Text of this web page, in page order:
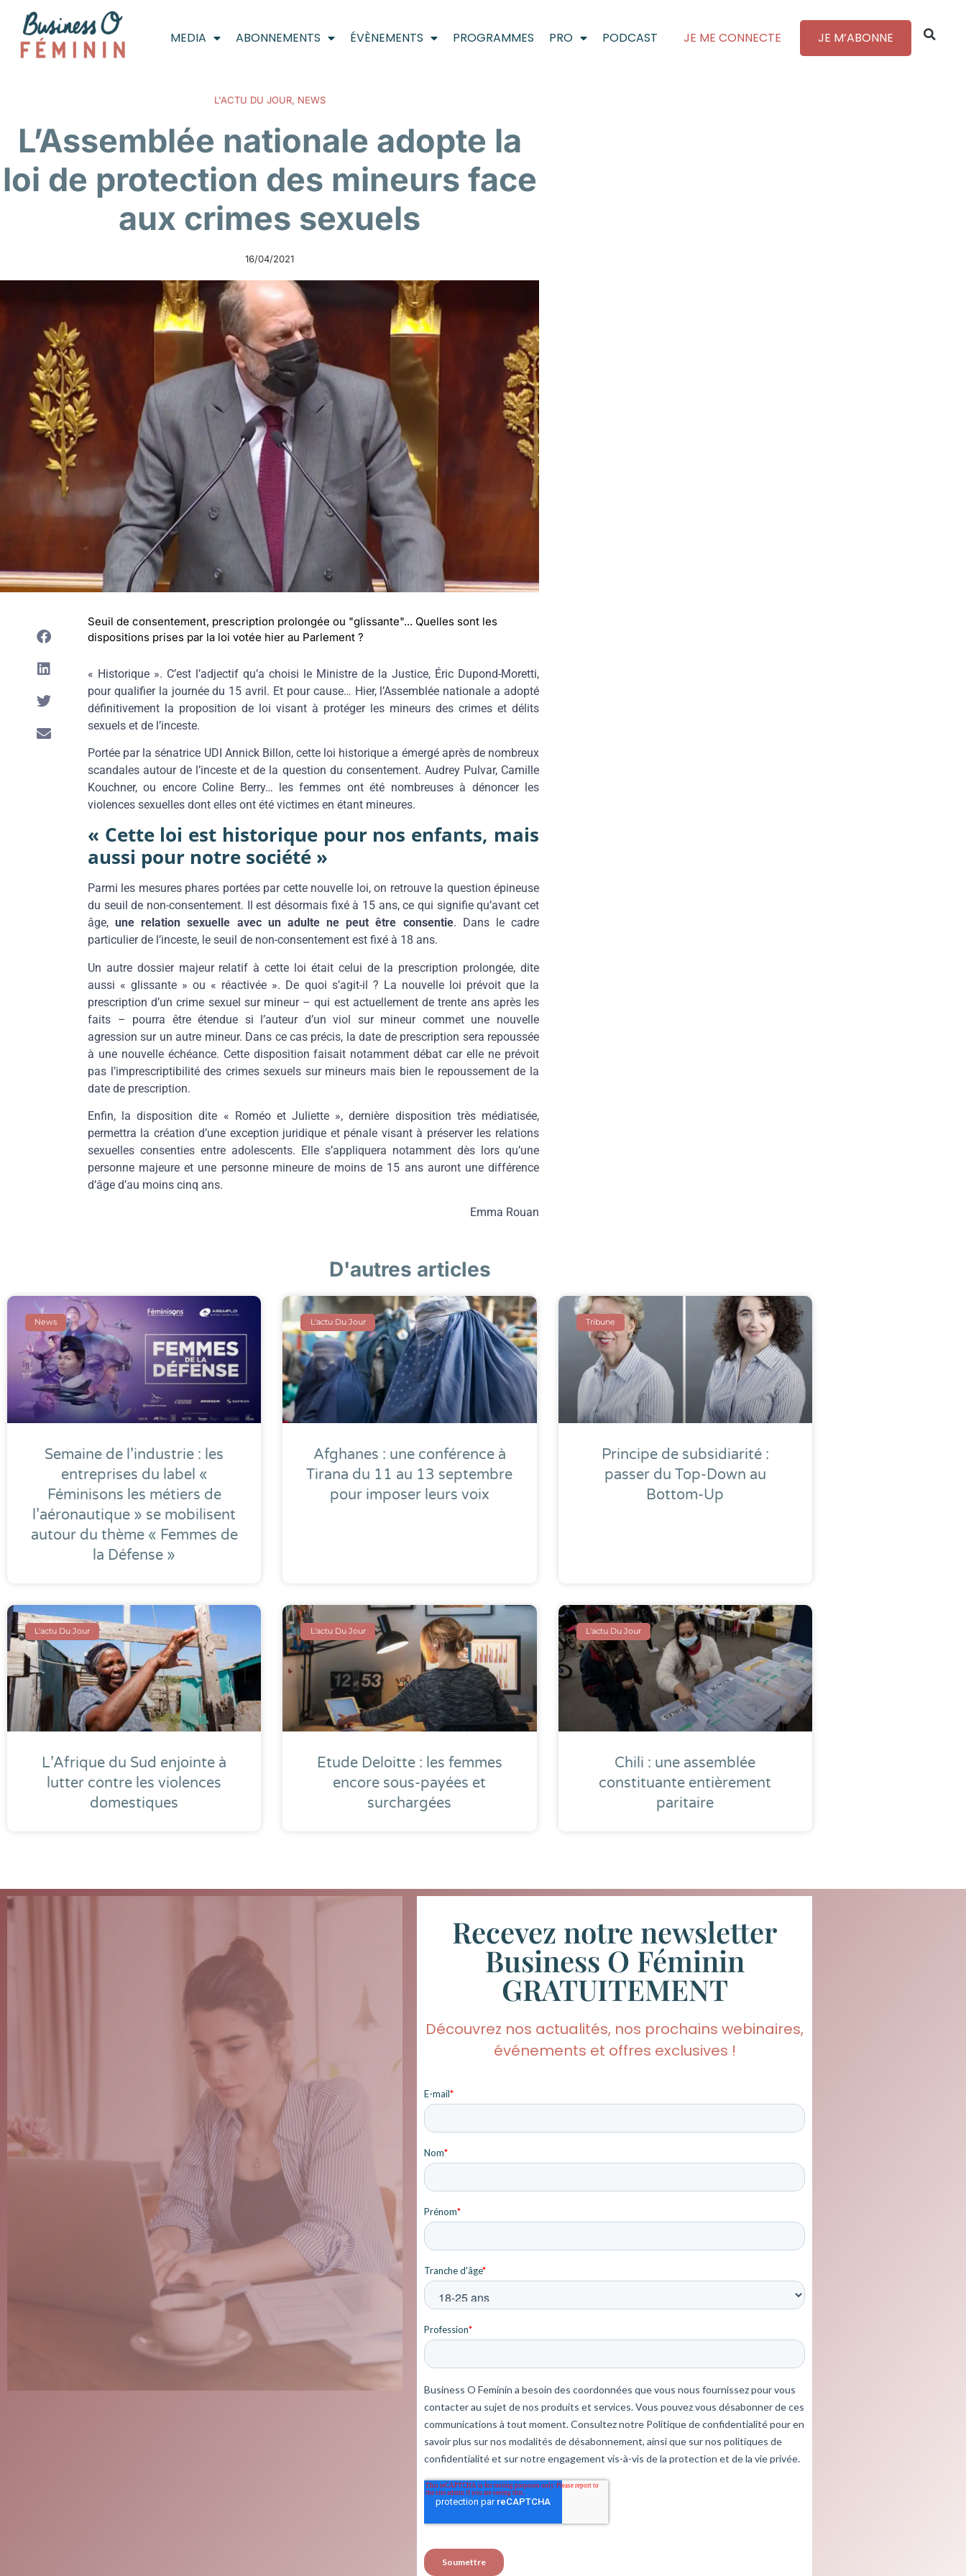
MEDIA ABONNEMENTS ÉVÈNEMENTS PROGRAMMES PRO PODCAST JE ME CONNECTE JE M’ABONNE
L'ACTU DU JOUR, NEWS
L’Assemblée nationale adopte la
loi de protection des mineurs face
aux crimes sexuels
16/04/2021
Seuil de consentement, prescription prolongée ou "glissante"... Quelles sont les
dispositions prises par la loi votée hier au Parlement ?
« Historique ». C’est l’adjectif qu’a choisi le Ministre de la Justice, Éric Dupond-Moretti,
pour qualifier la journée du 15 avril. Et pour cause… Hier, l’Assemblée nationale a adopté
définitivement la proposition de loi visant à protéger les mineurs des crimes et délits
sexuels et de l’inceste.
Portée par la sénatrice UDI Annick Billon, cette loi historique a émergé après de nombreux
scandales autour de l’inceste et de la question du consentement. Audrey Pulvar, Camille
Kouchner, ou encore Coline Berry… les femmes ont été nombreuses à dénoncer les
violences sexuelles dont elles ont été victimes en étant mineures.
« Cette loi est historique pour nos enfants, mais
aussi pour notre société »
Parmi les mesures phares portées par cette nouvelle loi, on retrouve la question épineuse
du seuil de non-consentement. Il est désormais fixé à 15 ans, ce qui signifie qu’avant cet
âge,une relation sexuelle avec un adulte ne peut être consentie. Dans le cadre
particulier de l’inceste, le seuil de non-consentement est fixé à 18 ans.
Un autre dossier majeur relatif à cette loi était celui de la prescription prolongée, dite
aussi « glissante » ou « réactivée ». De quoi s’agit-il ? La nouvelle loi prévoit que la
prescription d’un crime sexuel sur mineur – qui est actuellement de trente ans après les
faits – pourra être étendue si l’auteur d’un viol sur mineur commet une nouvelle
agression sur un autre mineur. Dans ce cas précis, la date de prescription sera repoussée
à une nouvelle échéance. Cette disposition faisait notamment débat car elle ne prévoit
pas l’imprescriptibilité des crimes sexuels sur mineurs mais bien le repoussement de la
date de prescription.
Enfin, la disposition dite « Roméo et Juliette », dernière disposition très médiatisée,
permettra la création d’une exception juridique et pénale visant à préserver les relations
sexuelles consenties entre adolescents. Elle s’appliquera notamment dès lors qu’une
personne majeure et une personne mineure de moins de 15 ans auront une différence
d’âge d’au moins cinq ans.
Emma Rouan
D'autres articles
News
Semaine de l’industrie : les
entreprises du label «
Féminisons les métiers de
l’aéronautique » se mobilisent
autour du thème « Femmes de
la Défense »
L'actu Du Jour
Afghanes : une conférence à
Tirana du 11 au 13 septembre
pour imposer leurs voix
Tribune
Principe de subsidiarité :
passer du Top-Down au
Bottom-Up
L'actu Du Jour
L’Afrique du Sud enjointe à
lutter contre les violences
domestiques
L'actu Du Jour
Etude Deloitte : les femmes
encore sous-payées et
surchargées
L'actu Du Jour
Chili : une assemblée
constituante entièrement
paritaire
Recevez notre newsletter
Business O Féminin
GRATUITEMENT
Découvrez nos actualités, nos prochains webinaires,
événements et offres exclusives !